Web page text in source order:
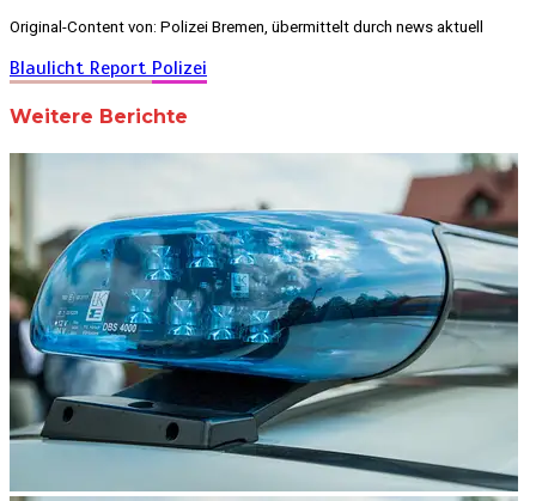
Original-Content von: Polizei Bremen, übermittelt durch news aktuell
Blaulicht Report Polizei
Weitere Berichte